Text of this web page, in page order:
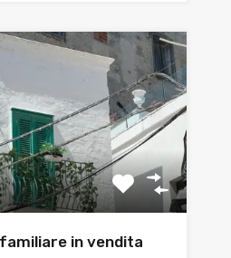
in vendita